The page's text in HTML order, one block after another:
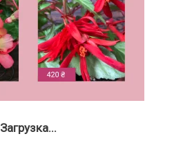
Загрузка...